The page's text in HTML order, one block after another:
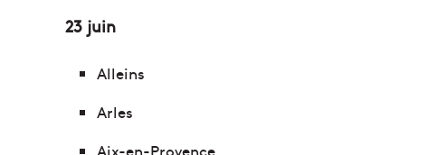
23 juin
Alleins
Arles
Aix-en-Provence